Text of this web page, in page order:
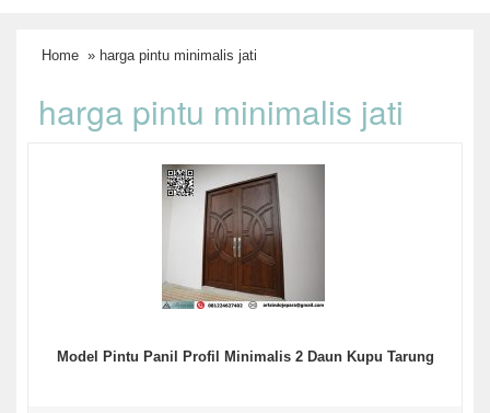
Home » harga pintu minimalis jati
harga pintu minimalis jati
Model Pintu Panil Profil Minimalis 2 Daun Kupu Tarung